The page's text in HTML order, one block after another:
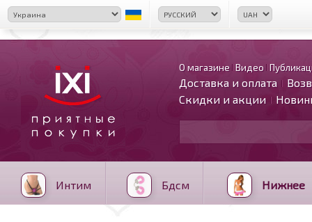
О магазине Видео
Доставка и оплата
Скидки и акции
Интим Бдсм Нижнее